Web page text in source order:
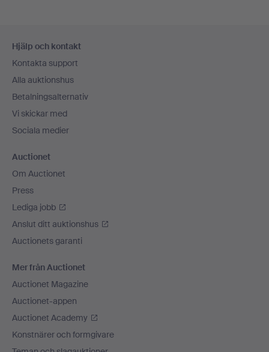
Hjälp och kontakt
Kontakta support
Alla auktionshus
Betalningsalternativ
Vi skickar med
Sociala medier
Auctionet
Om Auctionet
Press
Lediga jobb
Anslut ditt auktionshus
Auctionets garanti
Mer från Auctionet
Auctionet Magazine
Auctionet-appen
Auctionet Academy
Konstnärer och formgivare